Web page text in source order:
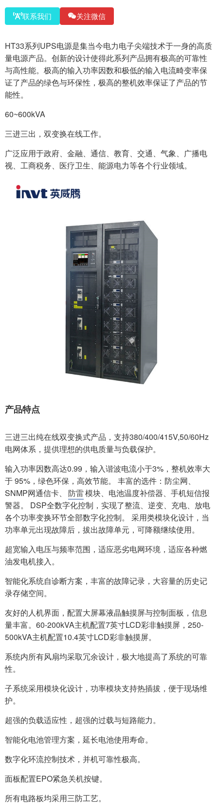
联系我们 关注微信
HT33系列UPS电源是集当今电力电子尖端技术于一身的高质
量电源产品。创新的设计使得此系列产品拥有极高的可靠性
与高性能。极高的输入功率因数和极低的输入电流畸变率保
证了产品的绿色与环保性，极高的整机效率保证了产品的节
能性。
60~600kVA
三进三出，双变换在线工作。
广泛应用于政府、金融、通信、教育、交通、气象、广播电
视、工商税务、医疗卫生、能源电力等各个行业领域。
产品特点
三进三出纯在线双变换式产品，支持380/400/415V,50/60Hz
电网体系，提供理想的供电质量与负载保护。
输入功率因数⾼达0.99，输入谐波电流小于3%，整机效率大
于 95%，绿色环保，高效节能。 丰富的选件：防尘网、
SNMP网通信卡、
防雷模块、电池温度补偿器、手机短信报
警器。 DSP全数字化控制，实现了整流、逆变、充电、放电
各个功率变换环节全部数字化控制。 采用类模块化设计，当
功率单元出现故障后，拔出故障单元，可降额继续使用。
超宽输入电压与频率范围，适应恶劣电网环境，适应各种燃
油发电机接入。
智能化系统自诊断方案，丰富的故障记录，大容量的历史记
录存储空间。
友好的人机界面，配置大屏幕液晶触摸屏与控制面板，信息
量丰富。60-200kVA主机配置7英寸LCD彩非触摸屏，250-
500kVA主机配置10.4英寸LCD彩非触摸屏。
系统内所有风扇均采取冗余设计，极大地提高了系统的可靠
性。
子系统采用模块化设计，功率模块支持热插拔，便于现场维
护。
超强的负载适应性，超强的过载与短路能力。
智能化电池管理方案，延长电池使用寿命。
数字化环流控制技术，并机可靠性极高。
面板配置EPO紧急关机按键。
所有电路板均采用三防工艺。